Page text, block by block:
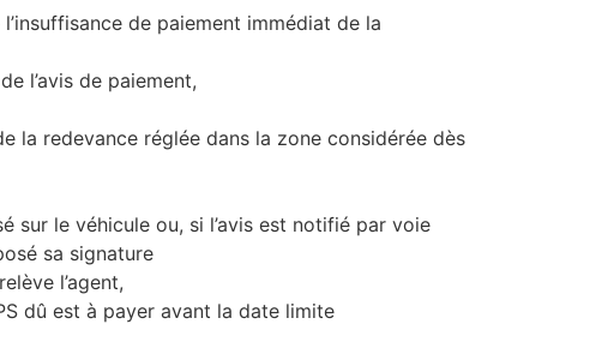
de paiement immédiat de la
l’avis de paiement,
la redevance réglée dans la zone considérée dès
sur le véhicule ou, si l’avis est notifié par voie
sa signature
l’agent,
dû est à payer avant la date limite